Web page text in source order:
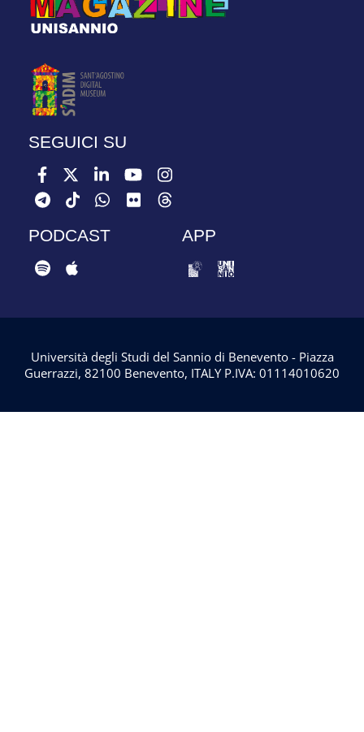
SEGUICI SU
PODCAST APP
Università degli Studi del Sannio di Benevento - Piazza
Guerrazzi, 82100 Benevento, ITALY P.IVA: 01114010620